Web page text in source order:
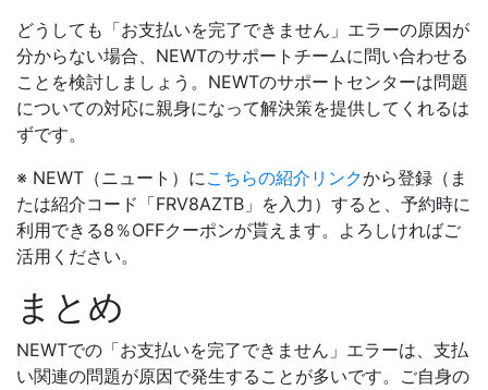
どうしても「お支払いを完了できません」エラーの原因が
分からない場合、NEWTのサポートチームに問い合わせる
ことを検討しましょう。NEWTのサポートセンターは問題
についての対応に親身になって解決策を提供してくれるは
ずです。
※ NEWT（ニュート）にこちらの紹介リンクから登録（ま
たは紹介コード「FRV8AZTB」を入力）すると、予約時に
利用できる8％OFFクーポンが貰えます。よろしければご
活用ください。
まとめ
NEWTでの「お支払いを完了できません」エラーは、支払
い関連の問題が原因で発生することが多いです。ご自身の